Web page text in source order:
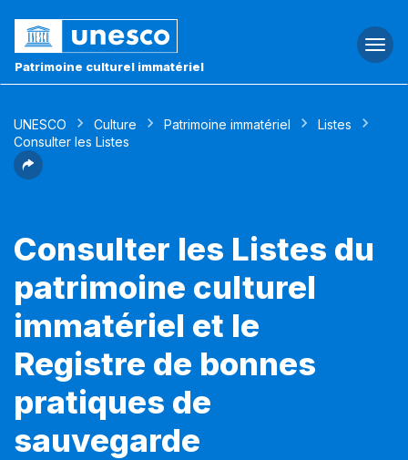
Patrimoine culturel immatériel
UNESCO Culture Patrimoine immatériel
Listes
Consulter les Listes
Consulter les Listes du
patrimoine culturel
immatériel et le
Registre de bonnes
pratiques de
sauvegarde